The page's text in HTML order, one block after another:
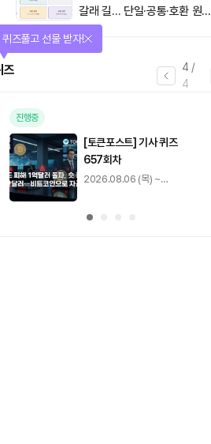
갈래 길… 단일·공통·호환 원장
이 가르는 ‘원자적 결제’의 운
1/
션
매일 미션을 완료하고 보상을 획득!
기사 스탬프 0